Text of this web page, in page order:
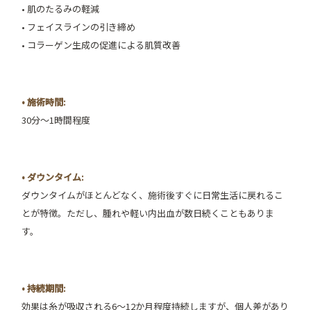
• 肌のたるみの軽減
• フェイスラインの引き締め
• コラーゲン生成の促進による肌質改善
• 施術時間:
30分〜1時間程度
• ダウンタイム:
ダウンタイムがほとんどなく、施術後すぐに日常生活に戻れるこ
とが特徴。ただし、腫れや軽い内出血が数日続くこともありま
す。
• 持続期間:
効果は糸が吸収される6〜12か月程度持続しますが、個人差があり